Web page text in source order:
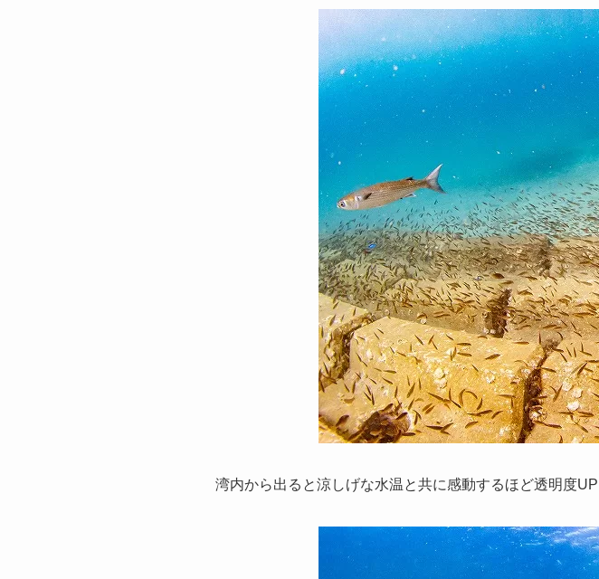
湾内から出ると涼しげな水温と共に感動するほど透明度